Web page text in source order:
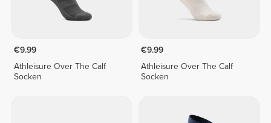
€9.99
Athleisure Over The Calf
Socken
€9.99
Athleisure Over The Calf
Socken